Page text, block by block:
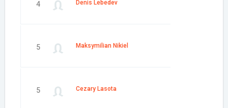
4 Denis Lebedev
5 Maksymilian Nikiel
5 Cezary Lasota